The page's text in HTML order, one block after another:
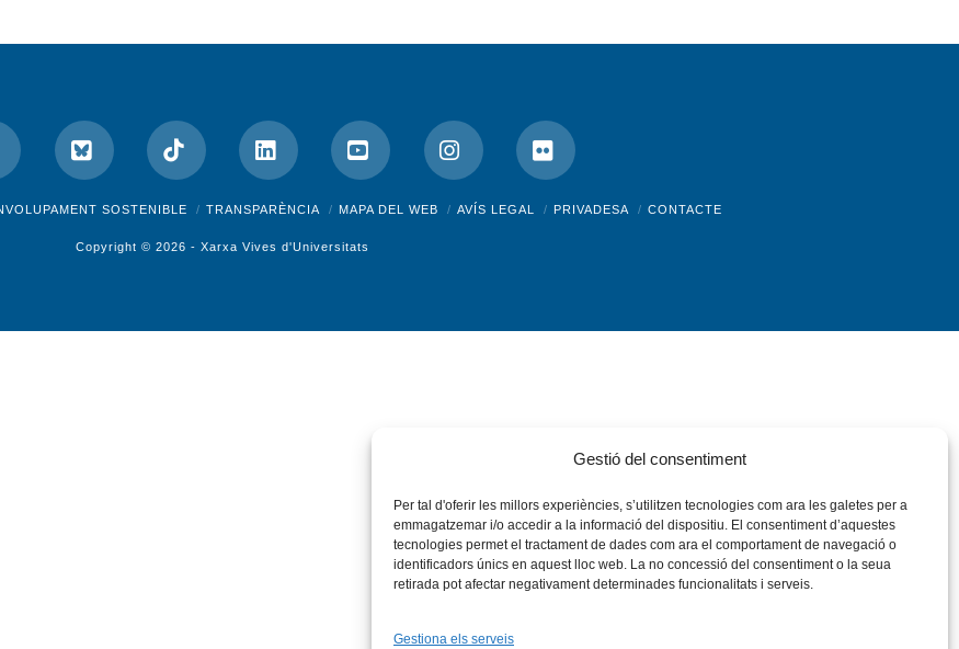
Gestió del consentiment
Per tal d'oferir les millors experiències, s’utilitzen tecnologies com ara les galetes per a
emmagatzemar i/o accedir a la informació del dispositiu. El consentiment d’aquestes
tecnologies permet el tractament de dades com ara el comportament de navegació o
identificadors únics en aquest lloc web. La no concessió del consentiment o la seua
retirada pot afectar negativament determinades funcionalitats i serveis.
Gestiona els serveis
Bluesky Tiktok LinkedInYouTube InstagramFlickr
SOSTENIBLE TRANSPARÈNCIA MAPA DEL WEB AVÍS LEGAL PRIVADESA CONTACTE
Copyright © 2026 - Xarxa Vives d'Universitats